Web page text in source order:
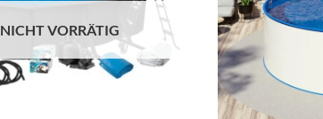
NICHT VORRÄTIG